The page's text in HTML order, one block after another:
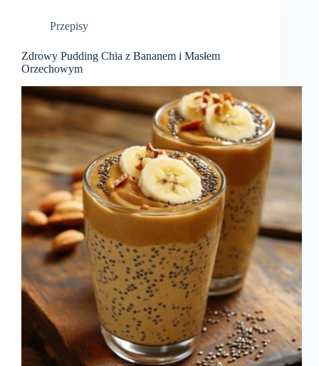
Przepisy
Zdrowy Pudding Chia z Bananem i Masłem
Orzechowym